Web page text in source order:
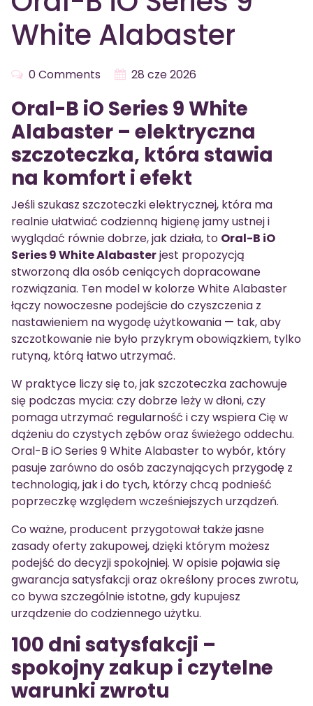
White Alabaster
0 Comments 28 cze 2026
Oral-B iO Series 9 White
Alabaster – elektryczna
szczoteczka, która stawia
na komfort i efekt
Jeśli szukasz szczoteczki elektrycznej, która ma
realnie ułatwiać codzienną higienę jamy ustnej i
wyglądać równie dobrze, jak działa, to Oral-B iO
Series 9 White Alabasterjest propozycją
stworzoną dla osób ceniących dopracowane
rozwiązania. Ten model w kolorze White Alabaster
łączy nowoczesne podejście do czyszczenia z
nastawieniem na wygodę użytkowania — tak, aby
szczotkowanie nie było przykrym obowiązkiem, tylko
rutyną, którą łatwo utrzymać.
W praktyce liczy się to, jak szczoteczka zachowuje
się podczas mycia: czy dobrze leży w dłoni, czy
pomaga utrzymać regularność i czy wspiera Cię w
dążeniu do czystych zębów oraz świeżego oddechu.
Oral-B iO Series 9 White Alabaster to wybór, który
pasuje zarówno do osób zaczynających przygodę z
technologią, jak i do tych, którzy chcą podnieść
poprzeczkę względem wcześniejszych urządzeń.
Co ważne, producent przygotował także jasne
zasady oferty zakupowej, dzięki którym możesz
podejść do decyzji spokojniej. W opisie pojawia się
gwarancja satysfakcji oraz określony proces zwrotu,
co bywa szczególnie istotne, gdy kupujesz
urządzenie do codziennego użytku.
100 dni satysfakcji –
spokojny zakup i czytelne
warunki zwrotu